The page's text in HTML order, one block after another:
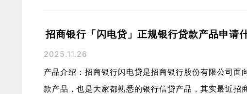
招商银行「闪电贷」正规银行贷款产品申请
2025.11.26
产品介绍：招商银行闪电贷是招商银行股份有限公司
款产品，也是大家都熟悉的银行信贷产品，其实最近